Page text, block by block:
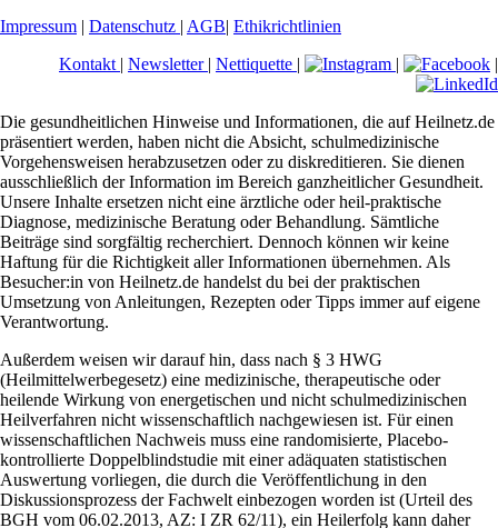
Impressum
Datenschutz AGB Ethikrichtlinien
Kontakt Newsletter Nettiquette
Die gesundheitlichen Hinweise und Informationen, die auf Heilnetz.de
präsentiert werden, haben nicht die Absicht, schulmedizinische
Vorgehensweisen herabzusetzen oder zu diskreditieren. Sie dienen
ausschließlich der Information im Bereich ganzheitlicher Gesundheit.
Unsere Inhalte ersetzen nicht eine ärztliche oder heil-praktische
Diagnose, medizinische Beratung oder Behandlung. Sämtliche
Beiträge sind sorgfältig recherchiert. Dennoch können wir keine
Haftung für die Richtigkeit aller Informationen übernehmen. Als
Besucher:in von Heilnetz.de handelst du bei der praktischen
Umsetzung von Anleitungen, Rezepten oder Tipps immer auf eigene
Verantwortung.
Außerdem weisen wir darauf hin, dass nach § 3 HWG
(Heilmittelwerbegesetz) eine medizinische, therapeutische oder
heilende Wirkung von energetischen und nicht schulmedizinischen
Heilverfahren nicht wissenschaftlich nachgewiesen ist. Für einen
wissenschaftlichen Nachweis muss eine randomisierte, Placebo-
kontrollierte Doppelblindstudie mit einer adäquaten statistischen
Auswertung vorliegen, die durch die Veröffentlichung in den
Diskussionsprozess der Fachwelt einbezogen worden ist (Urteil des
BGH vom 06.02.2013, AZ: I ZR 62/11), ein Heilerfolg kann daher